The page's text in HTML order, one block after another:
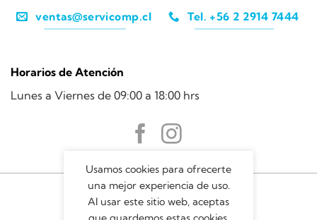
ventas@servicomp.cl Tel. +56 2 2914 7444
Horarios de Atención
Lunes a Viernes de 09:00 a 18:00 hrs
Usamos cookies para ofrecerte
una mejor experiencia de uso.
Al usar este sitio web, aceptas